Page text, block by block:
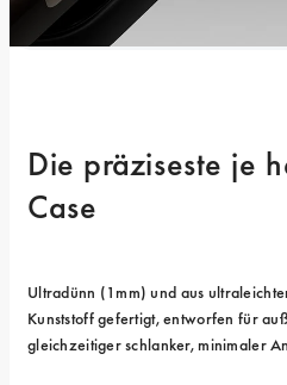
Die präziseste je
Case
Ultradünn (1mm) und aus
Kunststoff gefertigt, entworfen für
gleichzeitiger schlanker, minimaler